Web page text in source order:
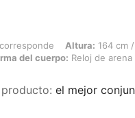
Altura: 164 cm / 65 in,
Altura: 164 cm
del cuerpo: Reloj de arena
producto: el mejor